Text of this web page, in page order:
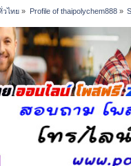
วไทย » Profile of thaipolychem888»